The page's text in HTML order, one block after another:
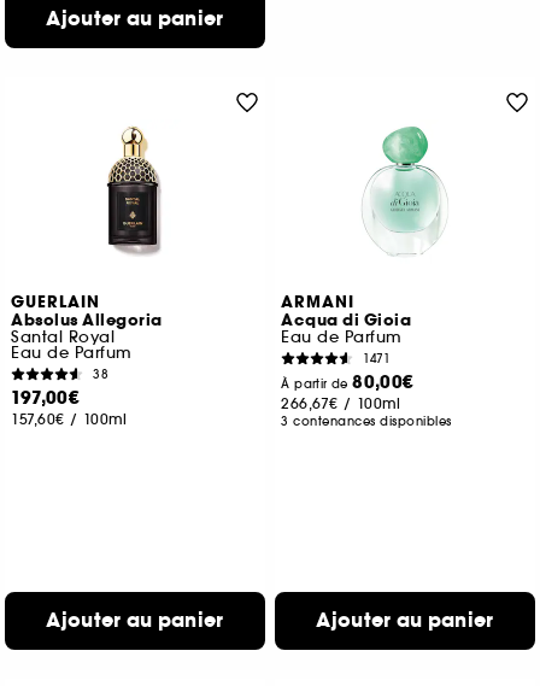
Ajouter au panier
GUERLAIN
Absolus Allegoria
Santal Royal
Eau de Parfum
38
197,00€
157,60€ / 100ml
Ajouter au panier
ARMANI
Acqua di Gioia
Eau de Parfum
1471
À partir de80,00€
266,67€ / 100ml
3 contenances disponibles
Ajouter au panier